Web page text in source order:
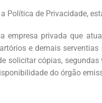
Política de Privacidade,
empresa privada que
e demais
solicitar cópias,
do órgão